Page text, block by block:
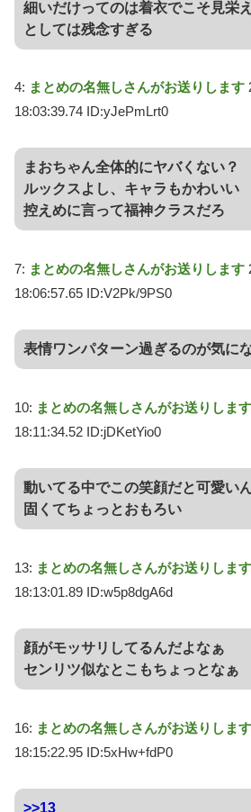
細いだけってのは着衣でこそ見栄
としては残念すぎる
4: まとめの名無しさんがお送りします
18:03:39.74 ID:yJePmLrt0
まおちゃん全体的にヤバくない？
ルックスよし、キャラもかわいい
控えめに言って福神クラスだろ
7: まとめの名無しさんがお送りします
18:06:57.65 ID:V2Pk/9PS0
表情ワンパターン過ぎるのが気に
10: まとめの名無しさんがお送りします
18:11:34.52 ID:jDKetYio0
動いてる中でこの笑顔だと可愛い
固くてちょっとおもろい
13: まとめの名無しさんがお送りします
18:13:01.89 ID:w5p8dgA6d
顔がモッサリしてるんだよなぁ
センリツ似なとこもちょっとなぁ
16: まとめの名無しさんがお送りします
18:15:22.95 ID:5xHw+fdP0
>>13